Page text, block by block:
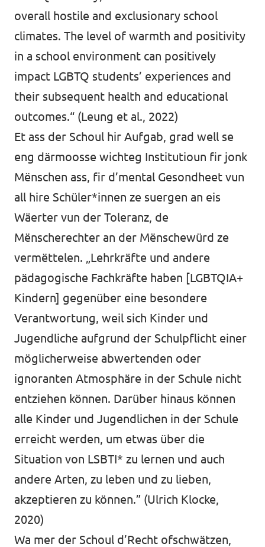
overall hostile and exclusionary school
climates. The level of warmth and positivity
in a school environment can positively
impact LGBTQ students’ experiences and
their subsequent health and educational
outcomes.“ (Leung et al., 2022)
Et ass der Schoul hir Aufgab, grad well se
eng därmoosse wichteg Institutioun fir jonk
Mënschen ass, fir d’mental Gesondheet vun
all hire Schüler*innen ze suergen an eis
Wäerter vun der Toleranz, de
Mënscherechter an der Mënschewürd ze
vermëttelen. „Lehrkräfte und andere
pädagogische Fachkräfte haben [LGBTQIA+
Kindern] gegenüber eine besondere
Verantwortung, weil sich Kinder und
Jugendliche aufgrund der Schulpflicht einer
möglicherweise abwertenden oder
ignoranten Atmosphäre in der Schule nicht
entziehen können. Darüber hinaus können
alle Kinder und Jugendlichen in der Schule
erreicht werden, um etwas über die
Situation von LSBTI* zu lernen und auch
andere Arten, zu leben und zu lieben,
akzeptieren zu können.” (Ulrich Klocke,
2020)
Wa mer der Schoul d’Recht ofschwätzen,